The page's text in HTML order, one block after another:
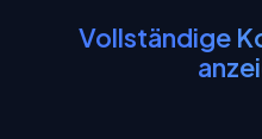
Vollständige